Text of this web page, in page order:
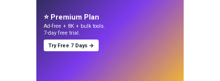
⭐ Premium Plan
Ad-free + 8K + bulk tools.
7-day free trial.
Try Free 7 Days →